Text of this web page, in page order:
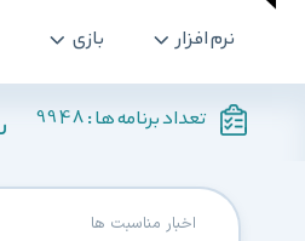
نرم افزار بازی
تعداد برنامه ها :9948
اخبار مناسبت ها